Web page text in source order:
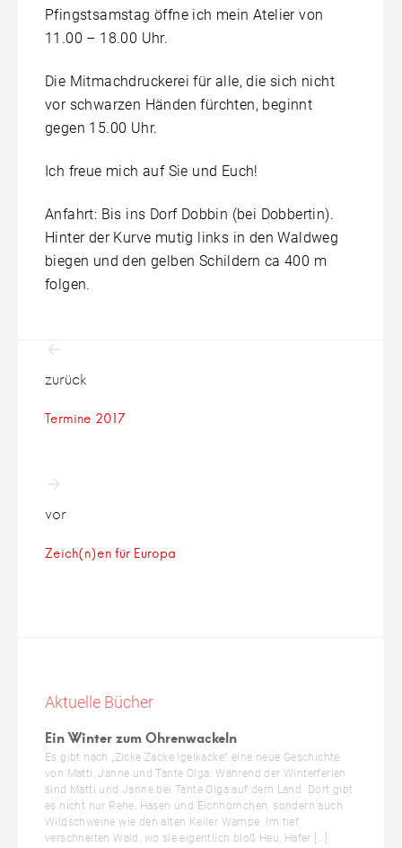
Pfingstsamstag öffne ich mein Atelier von
11.00 – 18.00 Uhr.
Die Mitmachdruckerei für alle, die sich nicht
vor schwarzen Händen fürchten, beginnt
gegen 15.00 Uhr.
Ich freue mich auf Sie und Euch!
Anfahrt: Bis ins Dorf Dobbin (bei Dobbertin).
Hinter der Kurve mutig links in den Waldweg
biegen und den gelben Schildern ca 400 m
folgen.
Beitragsnavigation
zurück
Termine 2017
vor
Zeich(n)en für Europa
Aktuelle Bücher
Ein Winter zum Ohrenwackeln
Es gibt nach „Zicke Zacke Igelkacke“ eine neue Geschichte
von Matti, Janne und Tante Olga: Während der Winterferien
sind Matti und Janne bei Tante Olga auf dem Land. Dort gibt
es nicht nur Rehe, Hasen und Eichhörnchen, sondern auch
Wildschweine wie den alten Keiler Wampe. Im tief
verschneiten Wald, wo sie eigentlich bloß Heu, Hafer […]